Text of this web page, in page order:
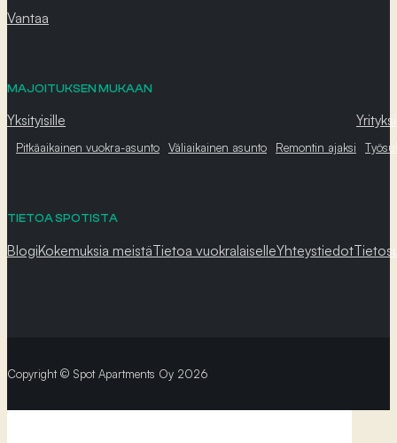
Vantaa
MAJOITUKSEN MUKAAN
Yksityisille
Pitkäaikainen vuokra-asunto Väliaikainen asunto Remontin ajaksi
TIETOA SPOTISTA
BlogiKokemuksia meistäTietoa vuokralaiselleYhteystiedot
Copyright © Spot Apartments Oy 2026